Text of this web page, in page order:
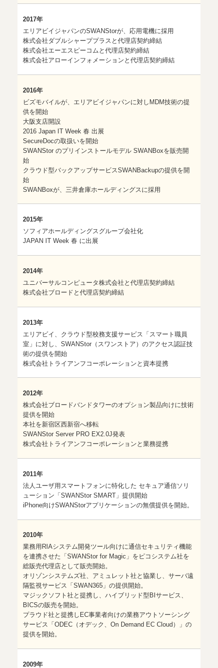
2017年
エリアビイジャパンのSWANStorが、応用電機に採用
株式会社ダブルシャーププラスと代理店契約締結
株式会社エーエスピーコムと代理店契約締結
株式会社アローインフォメーションと代理店契約締結
2016年
ビズモバイルが、エリアビイジャパンに対しMDM技術の提
供を開始
大阪支店開設
2016 Japan IT Week 春 出展
SecureDocの取扱いを開始
SWANStor のプリインストールモデル SWANBoxを販売開
始
クラウド型バックアップサービスSWANBackupの提供を開
始
SWANBoxが、三井倉庫ホールディングスに採用
2015年
ソフィアホールディングスグループ会社化
JAPAN IT Week 春 に出展
2014年
ユニバーサルコンピュータ株式会社と代理店契約締結
株式会社ブロードと代理店契約締結
2013年
エリアビイ、クラウド型校務支援サービス「スマート職員
室」に対し、SWANStor（スワンストア）のアクセス認証技
術の提供を開始
株式会社トライアンフコーポレーションと資本提携
2012年
株式会社ブロードバンドタワーのオプション製品向けに技術
提供を開始
本社を新宿区西新宿へ移転
SWANStor Server PRO EX2.0J発表
株式会社トライアンフコーポレーションと業務提携
2011年
法人ユーザ用スマートフォンに特化した セキュア通信ソリ
ューション「SWANStor SMART」提供開始
iPhone向けSWANStorアプリケーションの無償提供を開始。
2010年
業務用RIAシステム開発ツール向けに通信セキュリティ機能
を連携させた「SWANStor for Magic」をピコシステム社を
総販売代理店として販売開始。
オリゾンシステムズ社、アミュレット社と協業し、サーバ遠
隔監視サービス「SWAN365」の提供開始。
マジックソフト社と提携し、ハイブリッド型BIサービス、
BICSの販売を開始。
プラウド社と提携しEC事業者向けの業務アウトソーシング
サービス「ODEC（オデック、On Demand EC Cloud）」の
提供を開始。
2009年